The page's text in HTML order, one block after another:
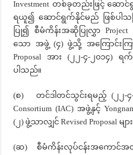
Investment တစ်ခုတည်းဖြင့် ဆေ
ရယူ၍ ဆောင်ရွက်နိုင်မည် ဖြစ်ပါသ
ပြု၍ စီမံကိန်းအဆိုပြုလွှာ Project
သော အဖွဲ့ (၄) ဖွဲ့သို့ အကြောင်းကြ
Proposal အား (၂၂-၄-၂၀၁၄)
ပါသည်။
(စ) တင်ဒါတင်သွင်းရမည့် (၂၂-၄-
Consortium (IAC) အဖွဲ့နှင့်
(၂) ဖွဲ့သာလျှင် Revised Proposal
(ဆ) စီမံကိန်းလုပ်ငန်းအကောင်အ